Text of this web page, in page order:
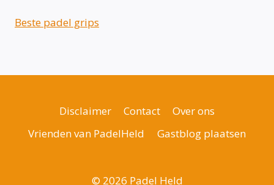
Beste padel grips
Disclaimer Contact
Over ons
Vrienden van PadelHeld
Gastblog plaatsen
© 2026 Padel Held